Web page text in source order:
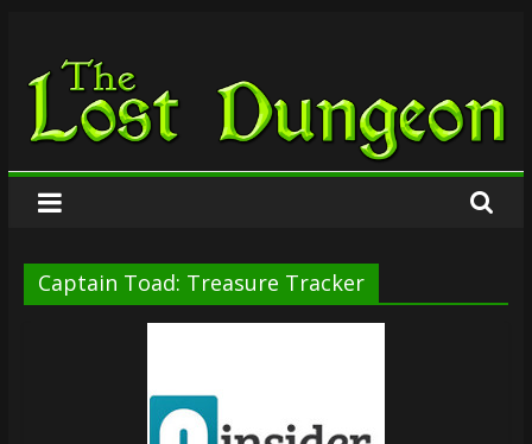
springen
The
Lost
Dungeon
Captain Toad: Treasure Tracker